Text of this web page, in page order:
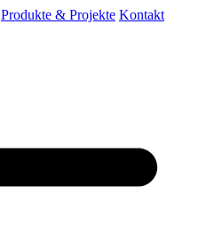
Produkte & Projekte Kontakt